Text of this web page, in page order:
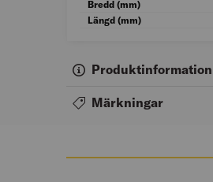
Bredd (mm)
Längd (mm)
Produktinformation
Märkningar